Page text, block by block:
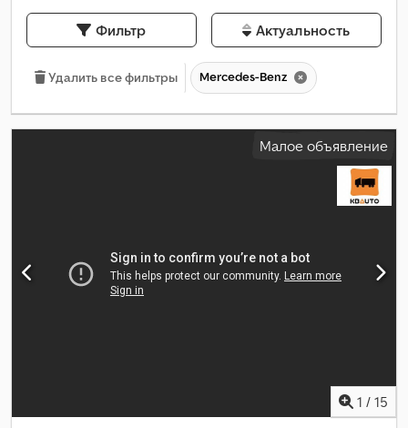
Фильтр Актуальность
Удалить все фильтры Mercedes-Benz
Малое объявление
1 / 15